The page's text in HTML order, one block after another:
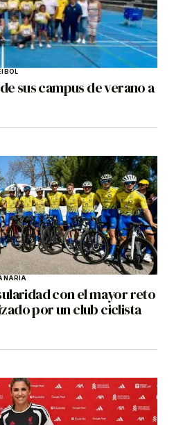
sus campus de verano a
con el mayor reto
por un club ciclista